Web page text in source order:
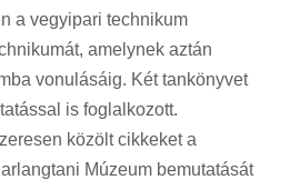
a vegyipari technikum
amelynek aztán
vonulásáig. Két tankönyvet
is foglalkozott.
közölt cikkeket a
Múzeum bemutatását